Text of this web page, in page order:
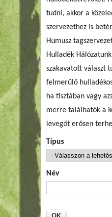
tudni, akkor a
szervezethez is
Humusz
Hulladék
szakavatott választ
felmerülő
ha tisztában vagy
merre találhatók a
levegőt erősen
Típus
Név